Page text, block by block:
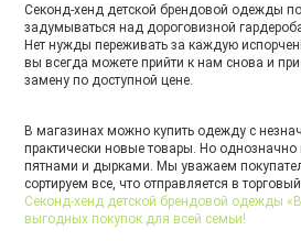
Секонд-хенд детской брендовой одежды
задумываться над дороговизной
Нет нужды переживать за каждую
вы всегда можете прийти к нам снова и
замену по доступной цене.
В магазинах можно купить одежду с
практически новые товары. Но
пятнами и дырками. Мы уважаем
сортируем все, что отправляется в торговый
Секонд-хенд детской брендовой одежды
выгодных покупок для всей семьи!